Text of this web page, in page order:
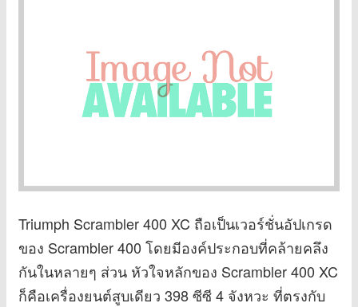
Triumph Scrambler 400 XC ถือเป็นเวอร์ชั่นอัปเกรด
ของ Scrambler 400 โดยมีองค์ประกอบที่คล้ายคลึง
กันในหลายๆ ส่วน หัวใจหลักของ Scrambler 400 XC
ก็คือเครื่องยนต์สูบเดียว 398 ซีซี 4 จังหวะ ที่ตรงกับ